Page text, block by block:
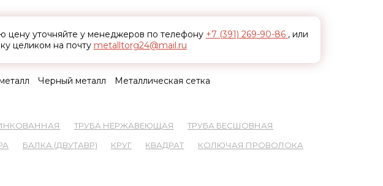
цену уточняйте у менеджеров по телефону +7 (391) 269-90-86 , или
целиком на почту metalltorg24@mail.ru
Черный металл Металлическая сетка
ТРУБА НЕРЖАВЕЮЩАЯ
ТРУБА БЕСШОВНАЯ
БАЛКА (ДВУТАВР) КРУГ КВАДРАТ
КОЛЮЧАЯ ПРОВОЛОКА